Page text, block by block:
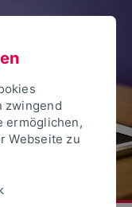
zwingend
ermöglichen,
Webseite zu